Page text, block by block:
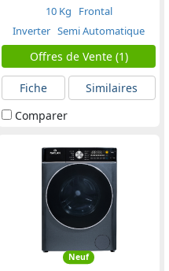
10 Kg
Frontal
Inverter Semi Automatique
Offres de Vente (1)
Fiche
Similaires
Comparer
Neuf